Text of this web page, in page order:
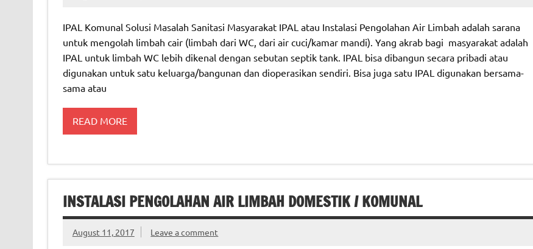
IPAL Komunal Solusi Masalah Sanitasi Masyarakat IPAL atau Instalasi Pengolahan Air Limbah adalah sarana
untuk mengolah limbah cair (limbah dari WC, dari air cuci/kamar mandi). Yang akrab bagi masyarakat adalah
IPAL untuk limbah WC lebih dikenal dengan sebutan septik tank. IPAL bisa dibangun secara pribadi atau
digunakan untuk satu keluarga/bangunan dan dioperasikan sendiri. Bisa juga satu IPAL digunakan bersama-
sama atau
READ MORE
INSTALASI PENGOLAHAN AIR LIMBAH DOMESTIK / KOMUNAL
August 11, 2017 Leave a comment